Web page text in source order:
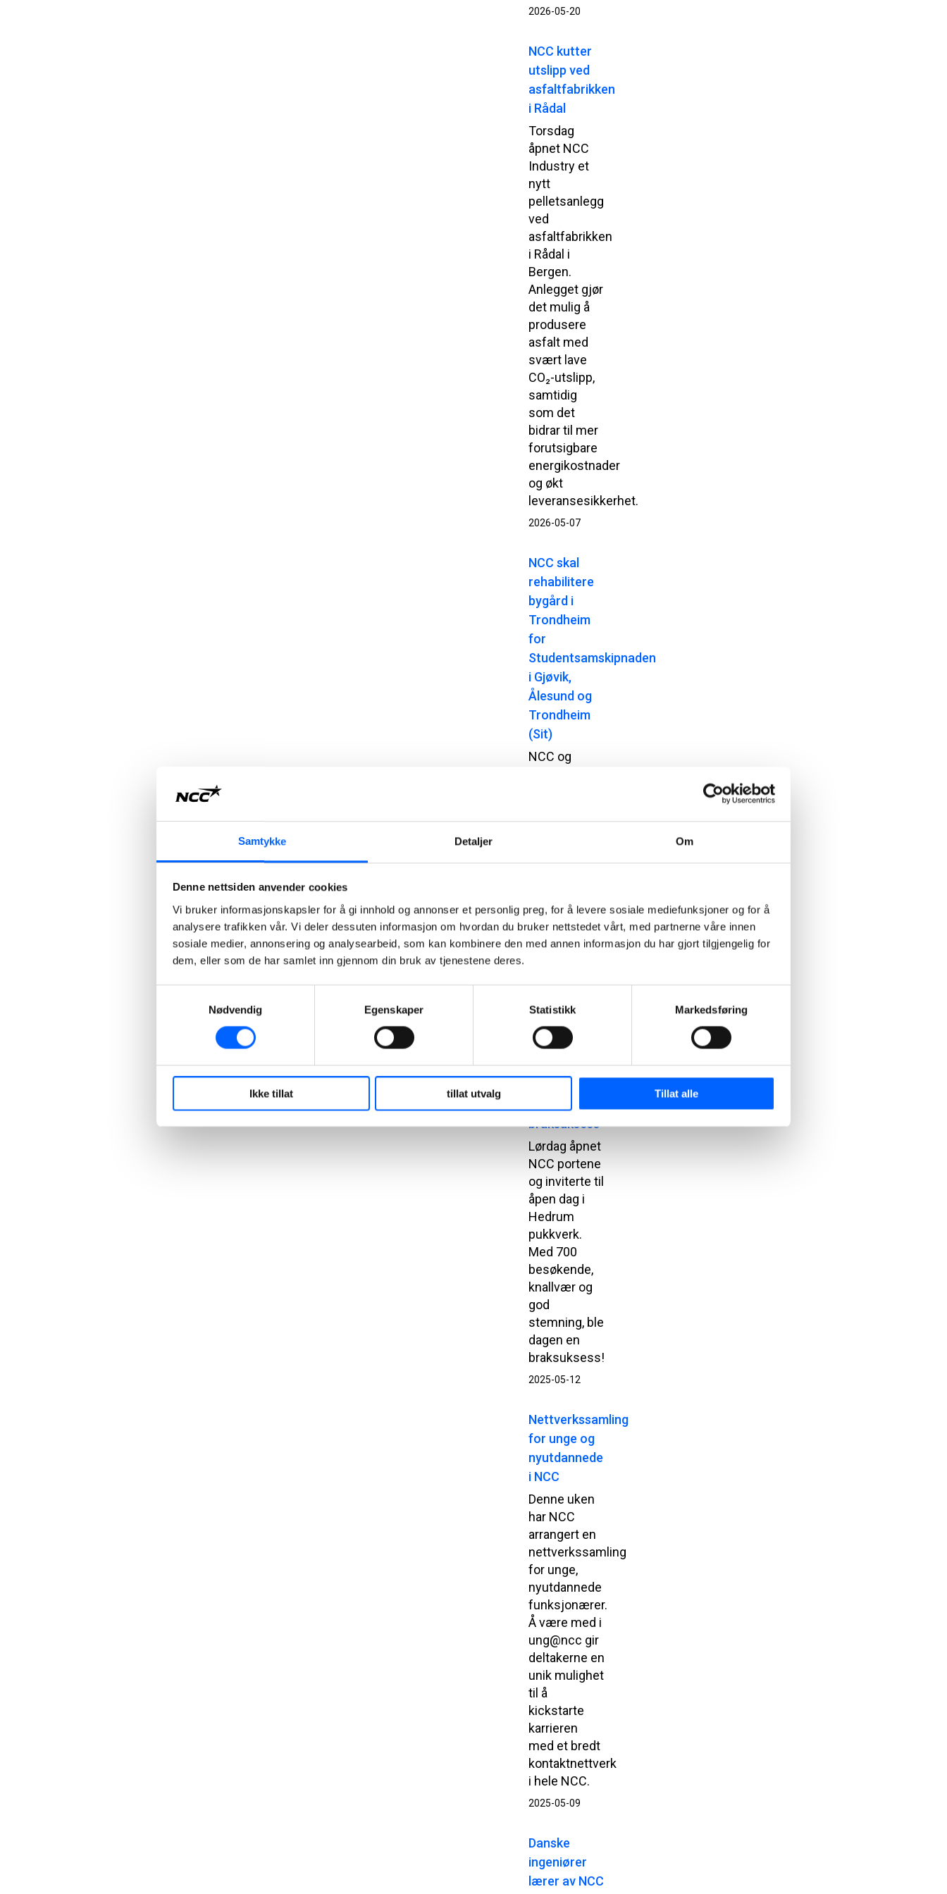
Samtykke Detaljer Om
Denne nettsiden anvender cookies
Vi bruker informasjonskapsler for å gi innhold og annonser et personlig preg, for å levere sosiale mediefunksjoner og for å
analysere trafikken vår. Vi deler dessuten informasjon om hvordan du bruker nettstedet vårt, med partnerne våre innen
sosiale medier, annonsering og analysearbeid, som kan kombinere den med annen informasjon du har gjort tilgjengelig for
dem, eller som de har samlet inn gjennom din bruk av tjenestene deres.
Nødvendig
Egenskaper Statistikk Markedsføring
Ikke tillat tillat utvalg Tillat alle
2026-05-20
NCC kutter
utslipp ved
asfaltfabrikken
i Rådal
Torsdag
åpnet NCC
Industry et
nytt
pelletsanlegg
ved
asfaltfabrikken
i Rådal i
Bergen.
Anlegget gjør
det mulig å
produsere
asfalt med
svært lave
CO₂-utslipp,
samtidig
som det
bidrar til mer
forutsigbare
energikostnader
og økt
leveransesikkerhet.
2026-05-07
NCC skal
rehabilitere
bygård i
Trondheim
for
Studentsamskipnaden
i Gjøvik,
Ålesund og
Trondheim
(Sit)
NCC og
inngått
av
studentboliger
på i Elgeseter
Trondheim.
2025-05-13
Åpen dag i
NCC Hedrum
braksuksess
Lørdag åpnet
NCC portene
og inviterte til
åpen dag i
Hedrum
pukkverk.
Med 700
besøkende,
knallvær og
god
stemning, ble
dagen en
braksuksess!
2025-05-12
Nettverkssamling
for unge og
nyutdannede
i NCC
Denne uken
har NCC
arrangert en
nettverkssamling
for unge,
nyutdannede
funksjonærer.
Å være med i
ung@ncc gir
deltakerne en
unik mulighet
til å
kickstarte
karrieren
med et bredt
kontaktnettverk
i hele NCC.
2025-05-09
Danske
ingeniører
lærer av NCC